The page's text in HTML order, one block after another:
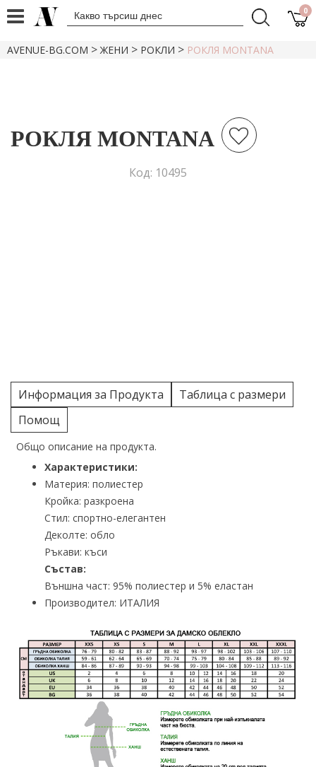
0
AVENUE-BG.COM >ЖЕНИ > РОКЛИ > РОКЛЯ MONTANA
РОКЛЯ MONTANA
Код: 10495
Информация за Продукта
Таблица с размери
Помощ
Общо описание на продукта.
Характеристики:
Материя: полиестер
Кройка: разкроена
Стил: спортно-елегантен
Деколте: обло
Ръкави: къси
Състав:
Външна част: 95% полиестер и 5% еластан
Производител: ИТАЛИЯ